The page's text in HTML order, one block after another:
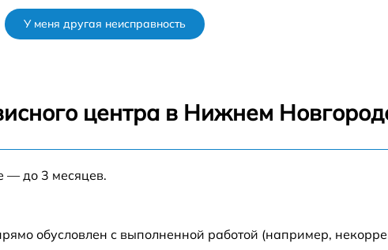
от 60 мин
У меня другая неисправность
центра в Нижнем
— до 3 месяцев.
обусловлен с выполненной работой (например,